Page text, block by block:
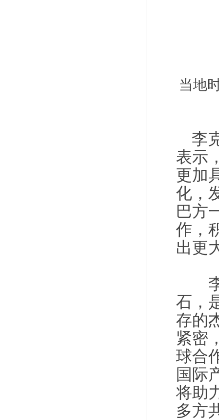
当地
李
表示
更加
化，
巴方
作，
出更
李
石，
存的
紧密
球合
国际
将助
多方